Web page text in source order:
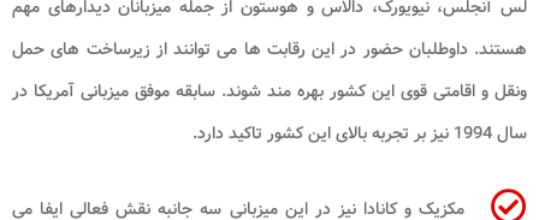
لس آنجلس، نیویورک، دالاس و هوستون از جمله میزبانان دیدارهای مهم
هستند. داوطلبان حضور در این رقابت ها می توانند از زیرساخت های حمل
ونقل و اقامتی قوی این کشور بهره مند شوند. سابقه موفق میزبانی آمریکا در
سال 1994 نیز بر تجربه بالای این کشور تاکید دارد.
مکزیک و کانادا نیز در این میزبانی سه جانبه نقش فعالی ایفا می